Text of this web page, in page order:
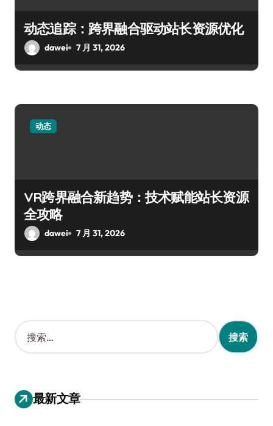
动态追踪：跨界融合驱动站长资源优化
dawei 7 月 31, 2026
动态
VR跨界融合新趋势：技术赋能站长资源
全攻略
dawei 7 月 31, 2026
搜
索
：
最新文章